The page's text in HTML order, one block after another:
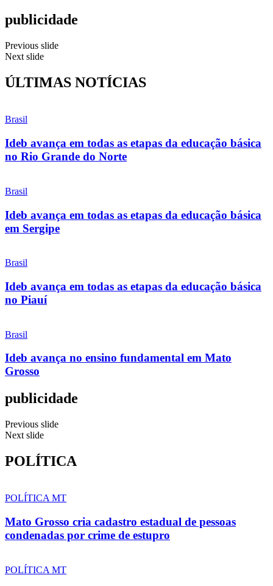
publicidade
Previous slide
Next slide
ÚLTIMAS NOTÍCIAS
Brasil
Ideb avança em todas as etapas da educação básica
no Rio Grande do Norte
Brasil
Ideb avança em todas as etapas da educação básica
em Sergipe
Brasil
Ideb avança em todas as etapas da educação básica
no Piauí
Brasil
Ideb avança no ensino fundamental em Mato
Grosso
publicidade
Previous slide
Next slide
POLÍTICA
POLÍTICA MT
Mato Grosso cria cadastro estadual de pessoas
condenadas por crime de estupro
POLÍTICA MT